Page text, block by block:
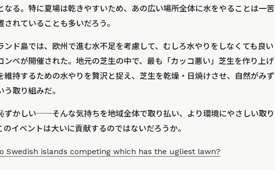
る。特に夏場は乾きやすいため、あの広い場所全体に水をやることは一苦
れていることも多いだろう。
ド島では、欧州で進む水不足を考慮して、むしろ水やりをしなくても良い
ンペが開催された。地元の芝生の中で、最も「カッコ悪い」芝生を作り上げ
維持するための水やりを贅沢と捉え、芝生を乾燥・日焼けさせ、自然がみず
取り組みだ。
ずかしい──そんな気持ちを地域全体で取り払い、より環境にやさしい取り
イベントは大いに貢献するのではないだろうか。
Swedish islands competing which has the ugliest lawn?